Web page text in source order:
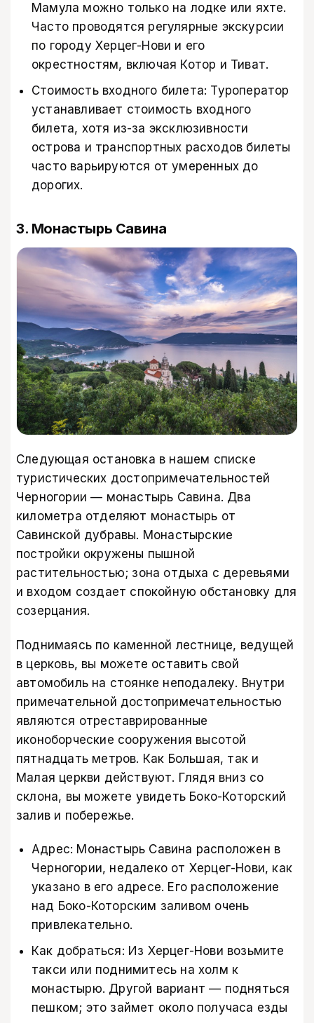
Мамула можно только на лодке или яхте.
Часто проводятся регулярные экскурсии
по городу Херцег-Нови и его
окрестностям, включая Котор и Тиват.
Стоимость входного билета: Туроператор
устанавливает стоимость входного
билета, хотя из-за эксклюзивности
острова и транспортных расходов билеты
часто варьируются от умеренных до
дорогих.
3. Монастырь Савина
Следующая остановка в нашем списке
туристических достопримечательностей
Черногории — монастырь Савина. Два
километра отделяют монастырь от
Савинской дубравы. Монастырские
постройки окружены пышной
растительностью; зона отдыха с деревьями
и входом создает спокойную обстановку для
созерцания.
Поднимаясь по каменной лестнице, ведущей
в церковь, вы можете оставить свой
автомобиль на стоянке неподалеку. Внутри
примечательной достопримечательностью
являются отреставрированные
иконоборческие сооружения высотой
пятнадцать метров. Как Большая, так и
Малая церкви действуют. Глядя вниз со
склона, вы можете увидеть Боко-Которский
залив и побережье.
Адрес: Монастырь Савина расположен в
Черногории, недалеко от Херцег-Нови, как
указано в его адресе. Его расположение
над Боко-Которским заливом очень
привлекательно.
Как добраться: Из Херцег-Нови возьмите
такси или поднимитесь на холм к
монастырю. Другой вариант — подняться
пешком; это займет около получаса езды